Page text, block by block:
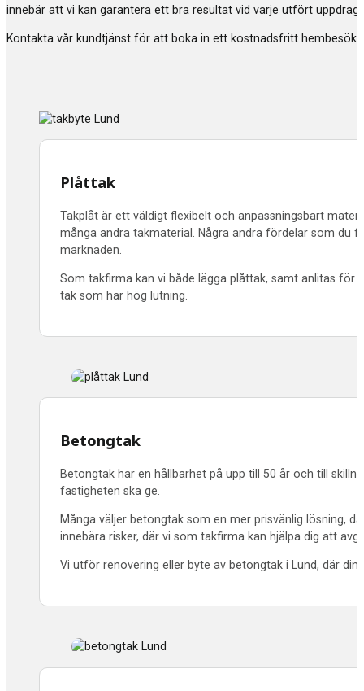
innebär att vi kan garantera ett bra resultat vid varje utfört
Kontakta vår kundtjänst för att boka in ett kostnadsfritt
Plåttak
Takplåt är ett väldigt flexibelt och anpassningsbart
många andra takmaterial. Några andra fördelar som du
marknaden.
Som takfirma kan vi både lägga plåttak, samt anlitas
tak som har hög lutning.
Betongtak
Betongtak har en hållbarhet på upp till 50 år och till
fastigheten ska ge.
Många väljer betongtak som en mer prisvänlig lösning,
innebära risker, där vi som takfirma kan hjälpa dig att
Vi utför renovering eller byte av betongtak i Lund, där